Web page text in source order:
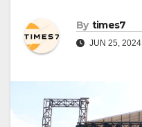
By times7
JUN 25, 2024